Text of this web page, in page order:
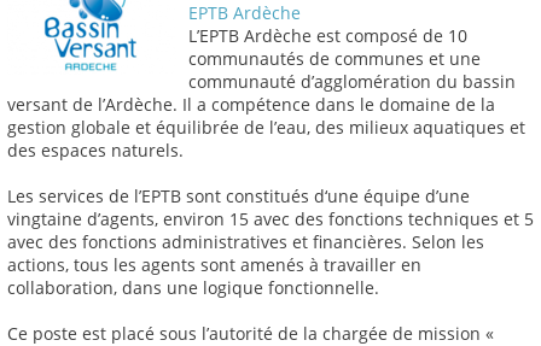
EPTB Ardèche
L’EPTB Ardèche est composé de 10
communautés de communes et une
communauté d’agglomération du bassin
versant de l’Ardèche. Il a compétence dans le domaine de la
gestion globale et équilibrée de l’eau, des milieux aquatiques et
des espaces naturels.
Les services de l’EPTB sont constitués d‘une équipe d’une
vingtaine d’agents, environ 15 avec des fonctions techniques et 5
avec des fonctions administratives et financières. Selon les
actions, tous les agents sont amenés à travailler en
collaboration, dans une logique fonctionnelle.
Ce poste est placé sous l’autorité de la chargée de mission «